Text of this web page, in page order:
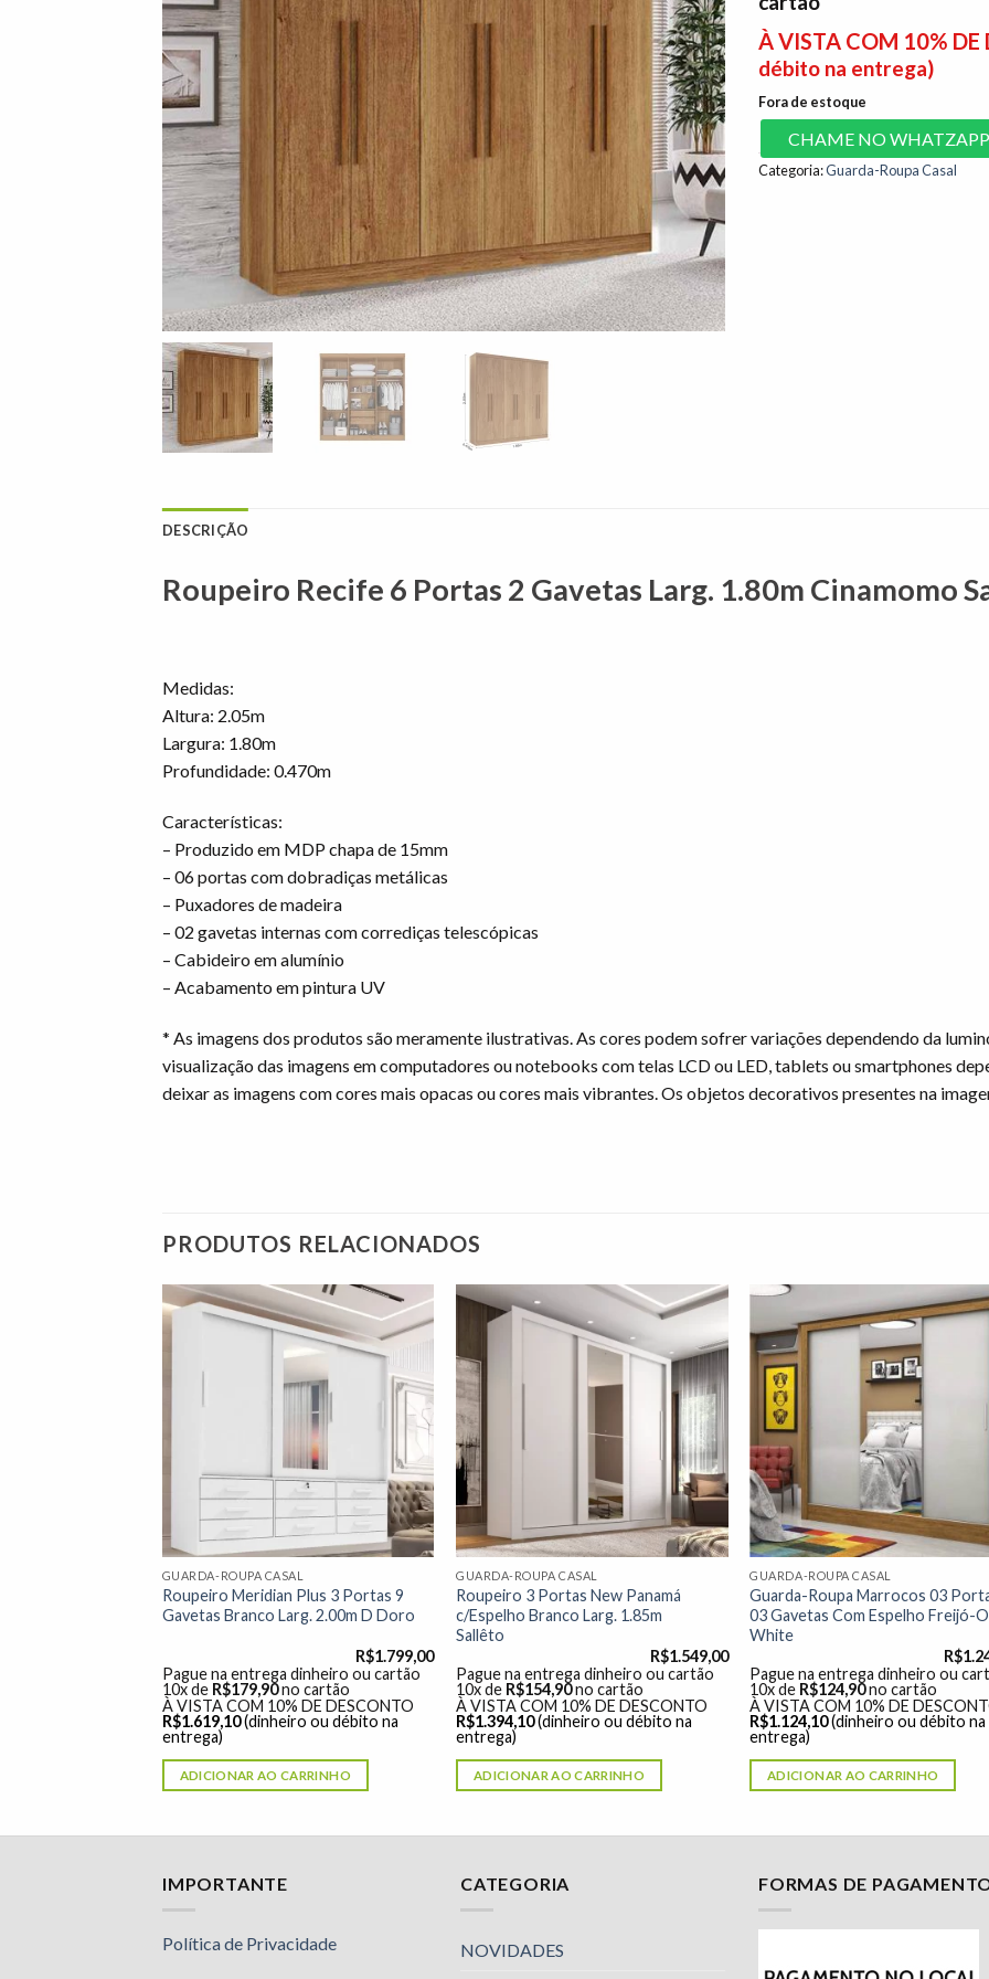
À VISTA COM 10% DE
débito na entrega)
Fora de estoque
CHAME NO WHATZAPP
Categoria:Guarda-Roupa Casal
DESCRIÇÃO
Roupeiro Recife 6 Portas 2 Gavetas Larg. 1.80m Cinamomo
Medidas:
Altura: 2.05m
Largura: 1.80m
Profundidade: 0.470m
Características:
– Produzido em MDP chapa de 15mm
– 06 portas com dobradiças metálicas
– Puxadores de madeira
– 02 gavetas internas com corrediças telescópicas
– Cabideiro em alumínio
– Acabamento em pintura UV
* As imagens dos produtos são meramente ilustrativas. As cores podem sofrer variações dependendo da
visualização das imagens em computadores ou notebooks com telas LCD ou LED, tablets ou smartphones
deixar as imagens com cores mais opacas ou cores mais vibrantes. Os objetos decorativos presentes na
PRODUTOS RELACIONADOS
Adicionar
desejos"
GUARDA-ROUPA CASAL
Roupeiro Meridian Plus 3 Portas 9
Gavetas Branco Larg. 2.00m D Doro
R$1.799,00
Pague na entrega dinheiro ou cartão
10x de R$179,90no cartão
À VISTA COM 10% DE DESCONTO
R$1.619,10(dinheiro ou débito na
entrega)
ADICIONAR AO CARRINHO
Adicionar
à lista de
desejos"
GUARDA-ROUPA CASAL
Roupeiro 3 Portas New Panamá
c/Espelho Branco Larg. 1.85m
Sallêto
R$1.549,00
Pague na entrega dinheiro ou cartão
10x de R$154,90no cartão
À VISTA COM 10% DE DESCONTO
R$1.394,10(dinheiro ou débito na
entrega)
ADICIONAR AO CARRINHO
GUARDA-ROUPA CASAL
Guarda-Roupa Marrocos 03
03 Gavetas Com Espelho Freijó-
White
R$
Pague na entrega dinheiro ou
10x de R$124,90no cartão
À VISTA COM 10% DE
R$1.124,10(dinheiro ou débito na
entrega)
ADICIONAR AO CARRINHO
IMPORTANTE
Política de Privacidade
CATEGORIA
NOVIDADES
FORMAS DE
para responder às suas perguntas. Pergunte-